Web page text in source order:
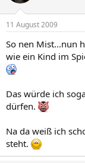
11 August 2009
So nen Mist...nun
wie ein Kind im
Das würde ich
dürfen.
Na da weiß ich
steht.